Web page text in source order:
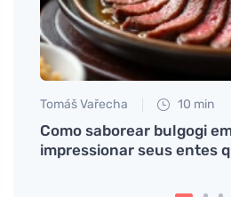
Tomáš Vařecha 10 min
Como saborear bulgogi
impressionar seus entes